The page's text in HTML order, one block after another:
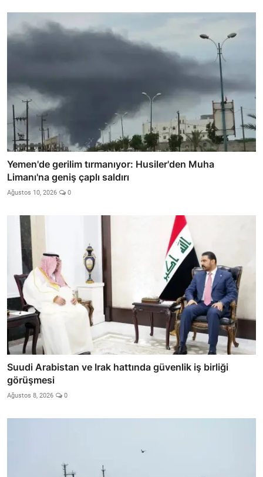
Yemen'de gerilim tırmanıyor: Husiler'den Muha
Limanı'na geniş çaplı saldırı
Ağustos 10, 2026 0
Suudi Arabistan ve Irak hattında güvenlik iş birliği
görüşmesi
Ağustos 8, 2026 0